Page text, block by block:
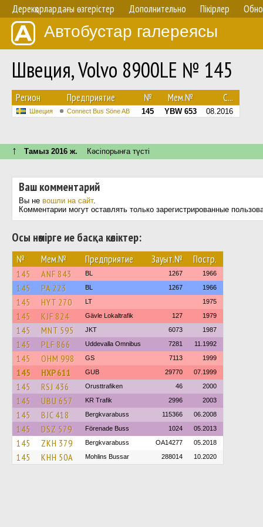
Дерекқорлардағы өзгерістер Дополнительно Пікірлер
Автобустар галереясы
Швеция, Volvo 8900LE № 145
Регион Предприятие № Мем.№ С...
Швеция Connect Bus Söne AB 145 YBW 653 08.2016
↑ Тамыз 2016 ж. Кәсіпорынға түсті
Ваш комментарий
Вы не вошли на сайт.
Комментарии могут оставлять только зарегистрированные
Осы нөмірге ие басқа көліктер:
№ Мем.№ Предприятие Зауыт.№ Постр.
145 ANF 843 BL 1267 1966
145 PA 223 BL 1267 1966
145 HYT 270 LT 1975
145 KJF 824 Gävle Lokaltrafik 127 1979
145 MNT 595 JKT 6073 1987
145 PLF 866 Uddevalla Omnibus 7281 11.1992
145 OHM 998 GS 7113 1999
145 HXP 611 GUB 29770 07.1999
145 RSJ 436 Orusttrafiken 46 2000
145 UBU 657 KR Trafik 2996 2003
145 BJC 418 Bergkvarabuss 115366 06.2008
145 DSZ 579 Förenade Buss 1024 05.2013
145 ZKH 379 Bergkvarabuss OA14277 05.2018
145 KHH 50A Mohlins Bussar 288014 10.2020